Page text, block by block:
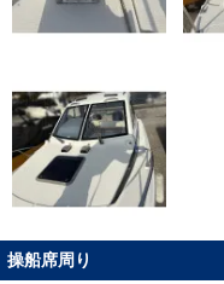
操船席周り